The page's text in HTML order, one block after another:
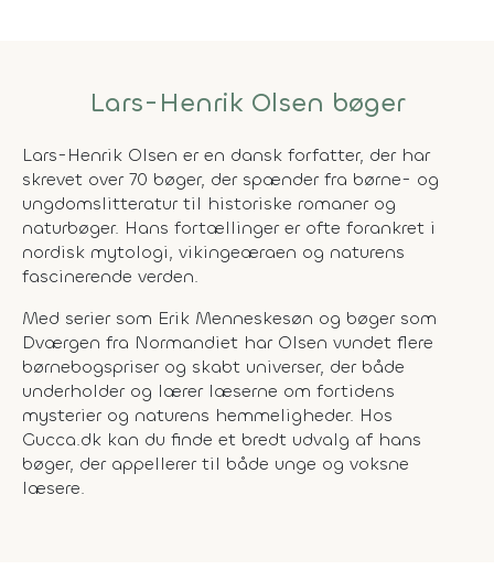
Lars-Henrik Olsen bøger
Lars-Henrik Olsen er en dansk forfatter, der har
skrevet over 70 bøger, der spænder fra børne- og
ungdomslitteratur til historiske romaner og
naturbøger. Hans fortællinger er ofte forankret i
nordisk mytologi, vikingeæraen og naturens
fascinerende verden.
Med serier som Erik Menneskesøn og bøger som
Dværgen fra Normandiet har Olsen vundet flere
børnebogspriser og skabt universer, der både
underholder og lærer læserne om fortidens
mysterier og naturens hemmeligheder. Hos
Gucca.dk kan du finde et bredt udvalg af hans
bøger, der appellerer til både unge og voksne
læsere.